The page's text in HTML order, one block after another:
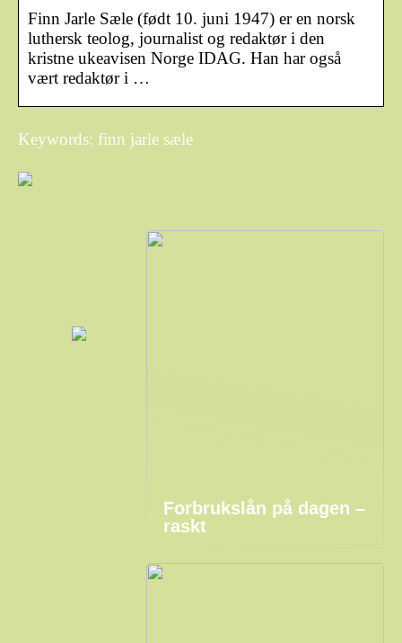
Finn Jarle Sæle (født 10. juni 1947) er en norsk
luthersk teolog, journalist og redaktør i den
kristne ukeavisen Norge IDAG. Han har også
vært redaktør i …
Keywords: finn jarle sæle
Forbrukslån på dagen –
raskt